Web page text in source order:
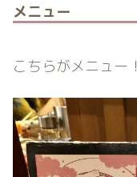
メニュー
こちらがメニュー！